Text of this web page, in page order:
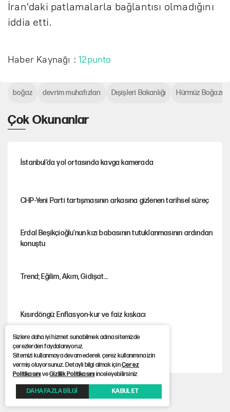
İran'daki patlamalarla bağlantısı olmadığını
iddia etti.
Haber Kaynağı :12punto
Çok Okunanlar
İstanbul’da yol ortasında kavga kamerada
CHP-Yeni Parti tartışmasının arkasına gizlenen tarihsel süreç
Erdal Beşikçioğlu'nun kızı babasının tutuklanmasının ardından
konuştu
Trend; Eğilim, Akım, Gidişat…
Kısırdöngü: Enflasyon-kur ve faiz kıskacı
YENİ Parti'nin çerçeve yasa kararı belli oldu!
Dört yaşındaki oğlunun katili ile 3 gün sonra nikâh masasına
oturdu
boğaz devrim muhafızları Dışişleri Bakanlığı Hürmüz Boğazı
Sizlere daha iyi hizmet sunabilmek adına sitemizde
çerezlerden faydalanıyoruz.
Sitemizi kullanmaya devam ederek çerez kullanımına izin
vermiş oluyorsunuz. Detaylı bilgi almak içinÇerez
PolitikasınıveGizlilik Politikasınıinceleyebilirsiniz
DAHA FAZLA BİLGİ KABUL ET